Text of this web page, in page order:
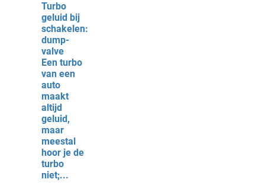
Turbo
geluid bij
schakelen:
dump-
valve
Een turbo
van een
auto
maakt
altijd
geluid,
maar
meestal
hoor je de
turbo
niet;...